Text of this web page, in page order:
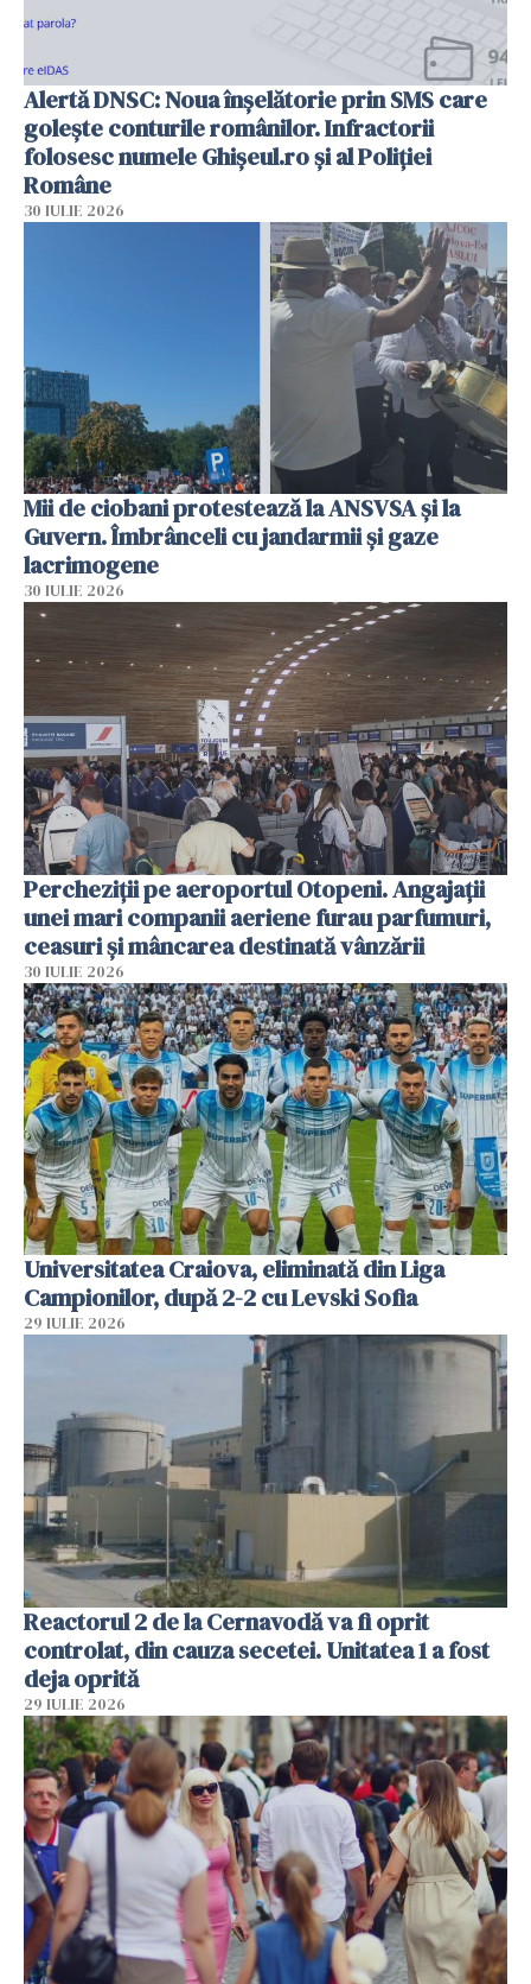
Alertă DNSC: Noua înșelătorie prin SMS care
golește conturile românilor. Infractorii
folosesc numele Ghișeul.ro și al Poliției
Române
30 IULIE 2026
Mii de ciobani protestează la ANSVSA și la
Guvern. Îmbrânceli cu jandarmii și gaze
lacrimogene
30 IULIE 2026
Percheziții pe aeroportul Otopeni. Angajații
unei mari companii aeriene furau parfumuri,
ceasuri și mâncarea destinată vânzării
30 IULIE 2026
Universitatea Craiova, eliminată din Liga
Campionilor, după 2-2 cu Levski Sofia
29 IULIE 2026
Reactorul 2 de la Cernavodă va fi oprit
controlat, din cauza secetei. Unitatea 1 a fost
deja oprită
29 IULIE 2026